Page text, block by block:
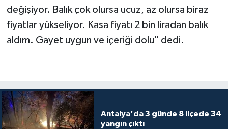
değişiyor. Balık çok olursa ucuz, az olursa biraz
fiyatlar yükseliyor. Kasa fiyatı 2 bin liradan balık
aldım. Gayet uygun ve içeriği dolu" dedi.
Antalya'da 3 günde 8 ilçede 34
yangın çıktı